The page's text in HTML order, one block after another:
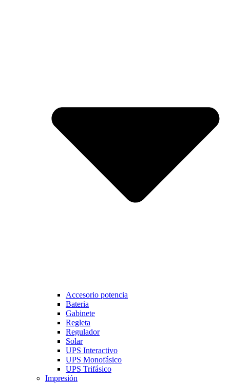
Accesorio potencia
Bateria
Gabinete
Regleta
Regulador
Solar
UPS Interactivo
UPS Monofásico
UPS Trifásico
Impresión